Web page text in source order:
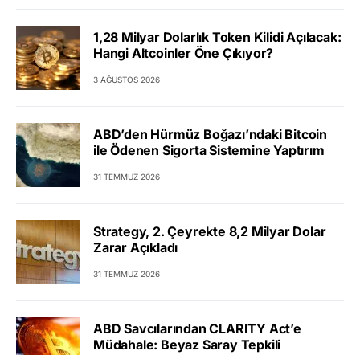
1,28 Milyar Dolarlık Token Kilidi Açılacak:
Hangi Altcoinler Öne Çıkıyor?
3 AĞUSTOS 2026
ABD’den Hürmüz Boğazı’ndaki Bitcoin
ile Ödenen Sigorta Sistemine Yaptırım
31 TEMMUZ 2026
Strategy, 2. Çeyrekte 8,2 Milyar Dolar
Zarar Açıkladı
31 TEMMUZ 2026
ABD Savcılarından CLARITY Act’e
Müdahale: Beyaz Saray Tepkili